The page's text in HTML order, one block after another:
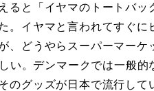
ると「イヤマのトートバッ
。イヤマと言われてすぐに
、どうやらスーパーマーケ
い。デンマークでは一般的
のグッズが日本で流行して